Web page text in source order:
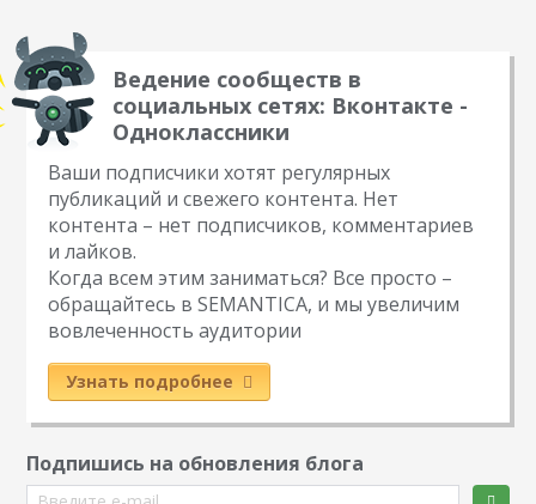
Ведение сообществ в
социальных сетях: Вконтакте -
Одноклассники
Ваши подписчики хотят регулярных
публикаций и свежего контента. Нет
контента – нет подписчиков, комментариев
и лайков.
Когда всем этим заниматься? Все просто –
обращайтесь в SEMANTICA, и мы увеличим
вовлеченность аудитории
Узнать подробнее
Подпишись на обновления блога